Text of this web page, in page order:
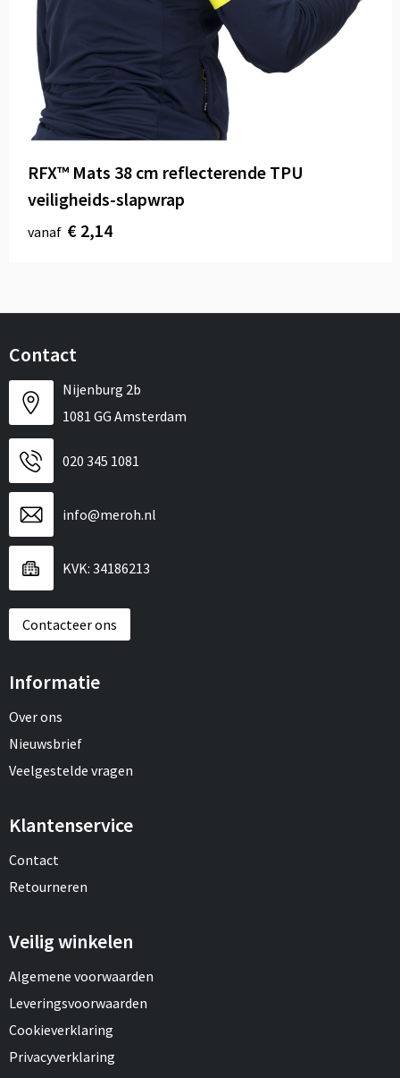
RFX™ Mats 38 cm reflecterende TPU
veiligheids-slapwrap
vanaf € 2,14
Contact
Nijenburg 2b
1081 GG Amsterdam
020 345 1081
info@meroh.nl
KVK: 34186213
Contacteer ons
Informatie
Over ons
Nieuwsbrief
Veelgestelde vragen
Klantenservice
Contact
Retourneren
Veilig winkelen
Algemene voorwaarden
Leveringsvoorwaarden
Cookieverklaring
Privacyverklaring